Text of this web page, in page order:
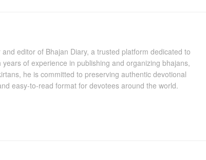
editor of Bhajan Diary, a trusted platform dedicated to
of experience in publishing and organizing bhajans,
he is committed to preserving authentic devotional
easy-to-read format for devotees around the world.